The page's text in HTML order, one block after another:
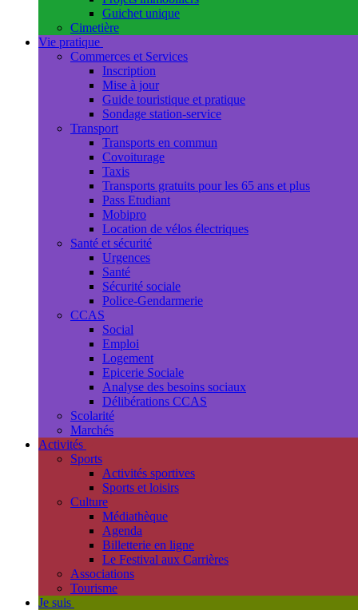
Guichet unique
Cimetière
Vie pratique
Commerces et Services
Inscription
Mise à jour
Guide touristique et pratique
Sondage station-service
Transport
Transports en commun
Covoiturage
Taxis
Transports gratuits pour les 65 ans et plus
Pass Etudiant
Mobipro
Location de vélos électriques
Santé et sécurité
Urgences
Santé
Sécurité sociale
Police-Gendarmerie
CCAS
Social
Emploi
Logement
Epicerie Sociale
Analyse des besoins sociaux
Délibérations CCAS
Scolarité
Marchés
Activités
Sports
Activités sportives
Sports et loisirs
Culture
Médiathèque
Agenda
Billetterie en ligne
Le Festival aux Carrières
Associations
Tourisme
Je suis